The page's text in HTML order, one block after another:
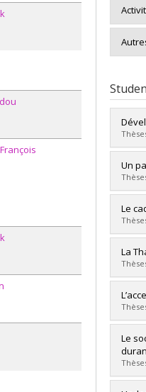
Cycle
Un
Cycle
Le
Cycle
La
Cycle
Lien
Le